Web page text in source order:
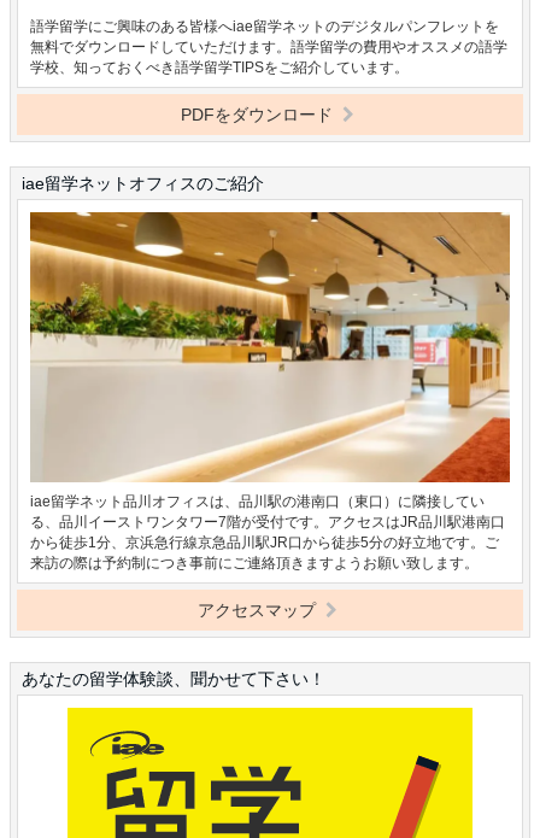
語学留学にご興味のある皆様へiae留学ネットのデジタルパンフレットを
無料でダウンロードしていただけます。語学留学の費用やオススメの語学
学校、知っておくべき語学留学TIPSをご紹介しています。
PDFをダウンロード
iae留学ネットオフィスのご紹介
iae留学ネット品川オフィスは、品川駅の港南口（東口）に隣接してい
る、品川イーストワンタワー7階が受付です。アクセスはJR品川駅港南口
から徒歩1分、京浜急行線京急品川駅JR口から徒歩5分の好立地です。ご
来訪の際は予約制につき事前にご連絡頂きますようお願い致します。
アクセスマップ
あなたの留学体験談、聞かせて下さい！